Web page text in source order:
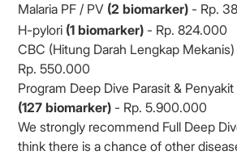
Malaria PF / PV (2 biomarker) - Rp.
H-pylori (1 biomarker) - Rp. 824.000
CBC (Hitung Darah Lengkap Mekanis)
Rp. 550.000
Program Deep Dive Parasit &
(127 biomarker) - Rp. 5.900.000
We strongly recommend Full Deep
think there is a chance of other